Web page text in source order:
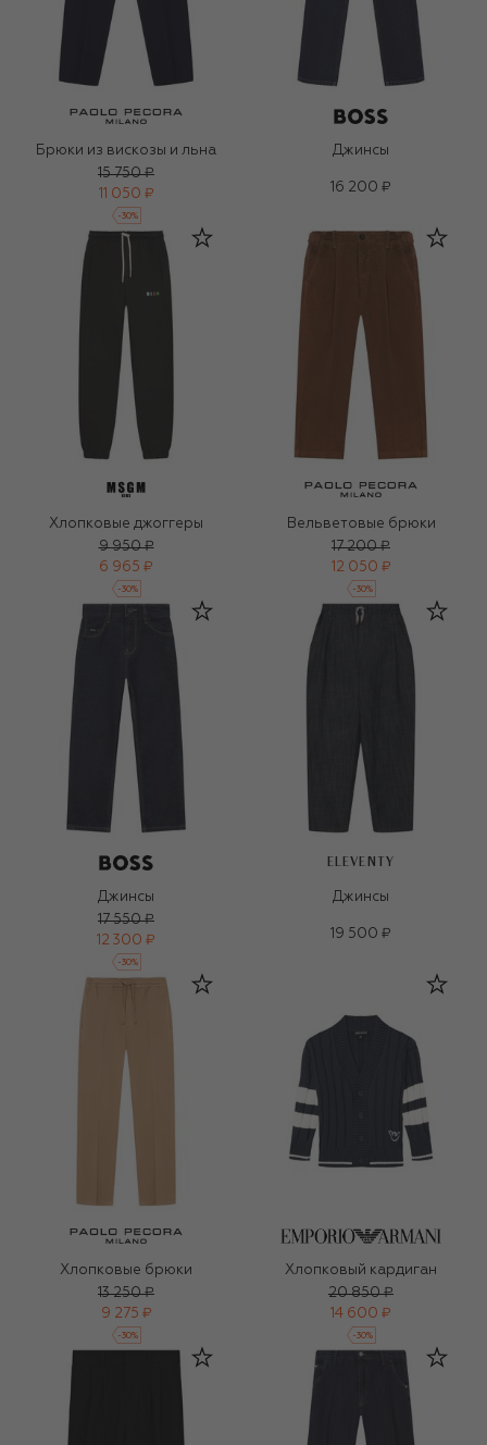
Брюки из вискозы и льна
15 750 ₽
11 050 ₽
-30%
Джинсы
16 200 ₽
Хлопковые джоггеры
9 950 ₽
6 965 ₽
-30%
Вельветовые брюки
17 200 ₽
12 050 ₽
-30%
Джинсы
17 550 ₽
12 300 ₽
-30%
ELEVENTY
Джинсы
19 500 ₽
Хлопковые брюки
13 250 ₽
9 275 ₽
-30%
Хлопковый кардиган
20 850 ₽
14 600 ₽
-30%